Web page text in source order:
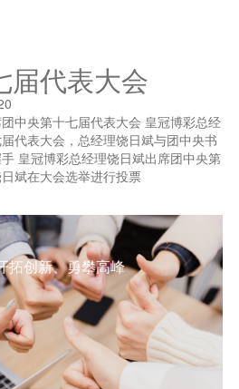
届代表大会
中央第十七届代表大会 皇冠博彩总经
代表大会，总经理饶日斌与团中央书
皇冠博彩总经理饶日斌出席团中央第
斌在大会选举进行投票
拓创新、勇攀高峰